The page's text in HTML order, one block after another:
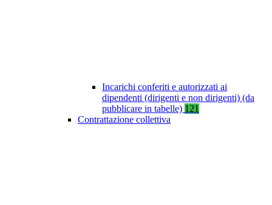
Incarichi conferiti e autorizzati ai
dipendenti (dirigenti e non dirigenti) (da
pubblicare in tabelle) 121
Contrattazione collettiva